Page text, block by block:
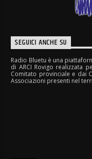
SEGUICI ANCHE SU
Radio Bluetu è una
di ARCI Rovigo realizzata
Comitato provinciale e dai
Associazioni presenti nel